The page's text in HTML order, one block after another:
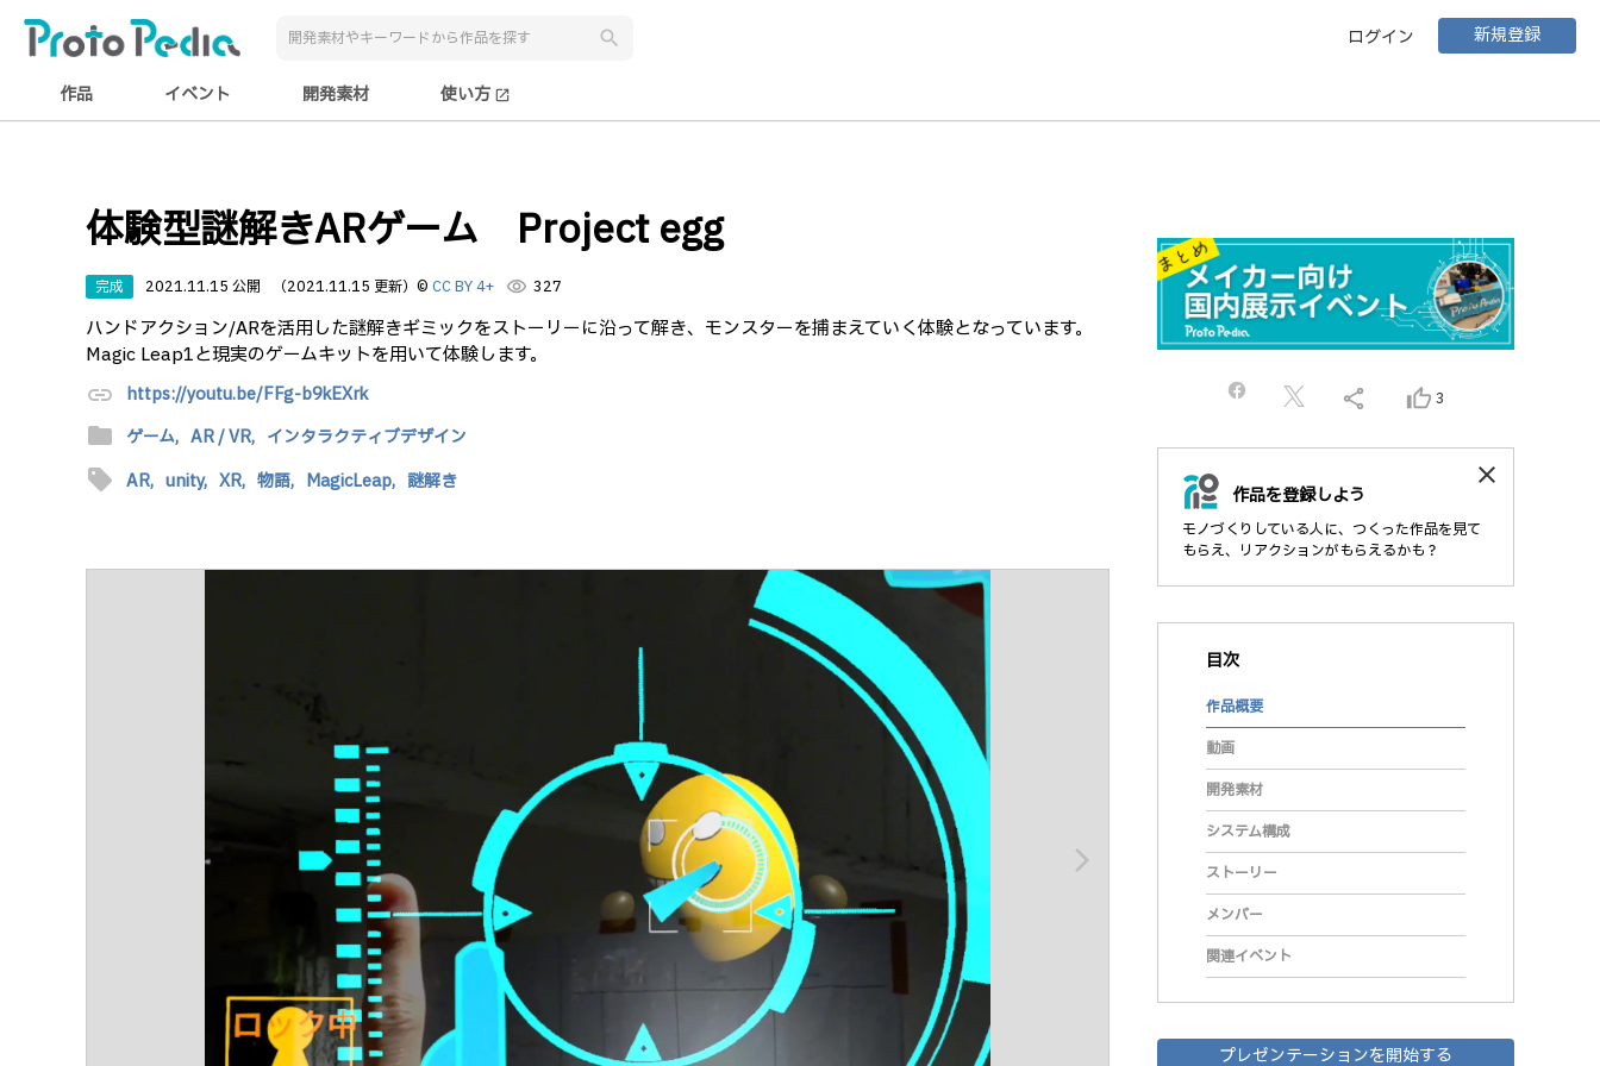
search ログイン 新規登録
作品 イベント 開発素材 使い方 open_in_new
体験型謎解きARゲーム Project egg
完成 2021.11.15 公開 （2021.11.15 更新） © CC BY 4+ visibility 327
ハンドアクション/ARを活用した謎解きギミックをストーリーに沿って解き、モンスターを捕まえていく体験となっています。
Magic Leap1と現実のゲームキットを用いて体験します。
link https://youtu.be/FFg-b9kEXrk
folder ゲーム, AR / VR, インタラクティブデザイン
sell AR, unity, XR, 物語, MagicLeap, 謎解き
arrow_forward_ios
share thumb_up_alt 3
作品を登録しよう
モノづくりしている人に、つくった作品を見て
もらえ、リアクションがもらえるかも？
close
目次
作品概要
動画
開発素材
システム構成
ストーリー
メンバー
関連イベント
プレゼンテーションを開始する